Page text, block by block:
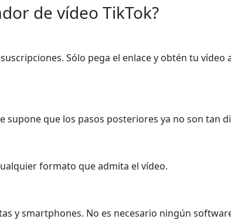
de vídeo TikTok?
Sólo pega el enlace y obtén tu
supone que los pasos posteriores ya no son tan
formato que admita el vídeo.
y smartphones. No es necesario ningún